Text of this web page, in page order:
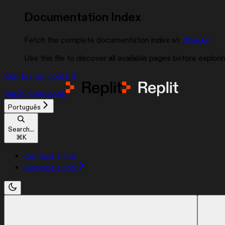
Documentation Index
Fetch the complete documentation index at: /llms.txt
Use this file to discover all available pages before
Skip to main content
Replit home page
Português
Search...
⌘K
Comece a criar
Comece a criar